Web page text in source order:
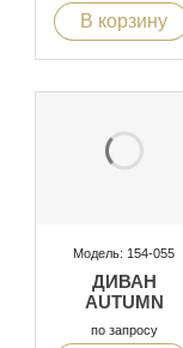
В корзину
Модель: 154-055
ДИВАН
AUTUMN
по запросу